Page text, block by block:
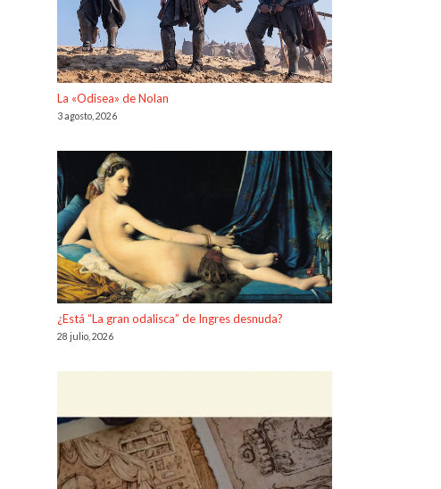
La «Odisea» de Nolan
3 agosto, 2026
¿Está “La gran odalisca” de Ingres desnuda?
28 julio, 2026